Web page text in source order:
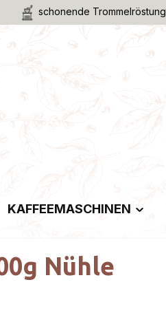
schonende Trommelröstung
KAFFEEMASCHINEN
Nühle